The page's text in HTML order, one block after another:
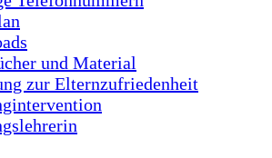
und Material
zur Elternzufriedenheit